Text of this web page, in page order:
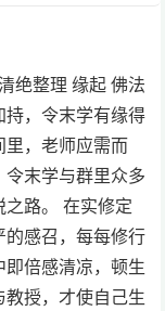
绝整理 缘起 佛法
，令末学有缘得
，老师应需而
末学与群里众多
路。 在实修定
感召，每每修行
倍感清凉，顿生
授，才使自己生